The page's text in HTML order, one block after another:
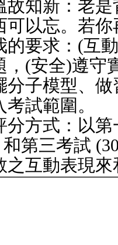
故知新：老
可以忘。若
的要求：(互
，(安全)遵守
分子模型、
試範圍。
分方式：以
和第三考試
之互動表現